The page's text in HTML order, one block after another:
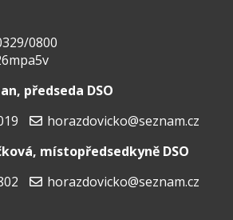
0800
předseda DSO
horazdovicko@seznam.cz
místopředsedkyně DSO
horazdovicko@seznam.cz